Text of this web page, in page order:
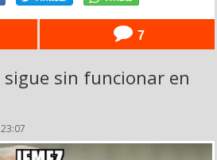
7
sigue sin funcionar en